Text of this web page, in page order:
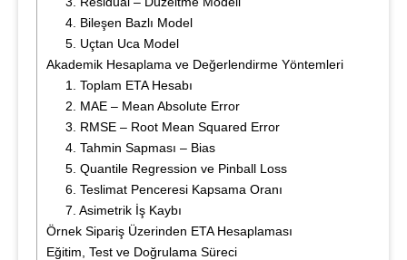
4. Bileşen Bazlı Model
5. Uçtan Uca Model
Akademik Hesaplama ve Değerlendirme Yöntemleri
1. Toplam ETA Hesabı
2. MAE – Mean Absolute Error
3. RMSE – Root Mean Squared Error
4. Tahmin Sapması – Bias
5. Quantile Regression ve Pinball Loss
6. Teslimat Penceresi Kapsama Oranı
7. Asimetrik İş Kaybı
Örnek Sipariş Üzerinden ETA Hesaplaması
Eğitim, Test ve Doğrulama Süreci